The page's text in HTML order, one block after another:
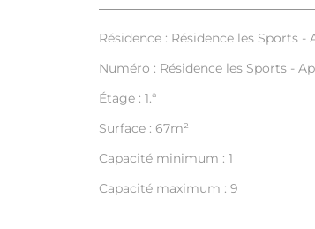
Résidence : Résidence les Sports -
Numéro : Résidence les Sports -
Étage : 1.ª
Surface : 67m²
Capacité minimum : 1
Capacité maximum : 9